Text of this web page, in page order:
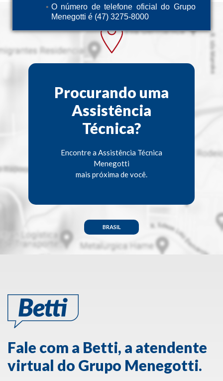
O número de telefone oficial do Grupo
Menegotti é (47) 3275-8000
Procurando uma
Assistência
Técnica?
Encontre a Assistência Técnica
Menegotti
mais próxima de você.
BRASIL
Fale com a Betti, a atendente
virtual do Grupo Menegotti.